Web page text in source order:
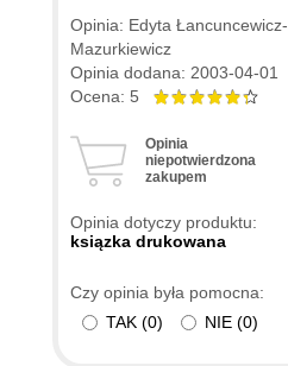
Opinia: Edyta Łancuncewicz-
Mazurkiewicz
Opinia dodana: 2003-04-01
Ocena: 5
Opinia
niepotwierdzona
zakupem
Opinia dotyczy produktu:
ksiązka drukowana
Czy opinia była pomocna:
TAK (0) NIE (0)